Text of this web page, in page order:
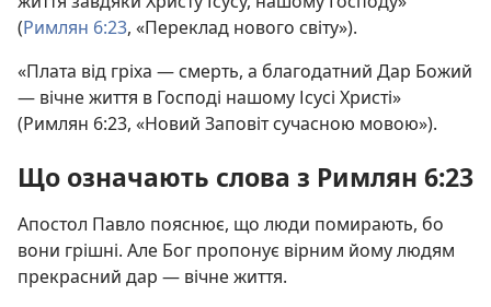
(Римлян 6:23, «Переклад нового світу»).
«Плата від гріха — смерть, а благодатний Дар Божий
— вічне життя в Господі нашому Ісусі Христі»
(Римлян 6:23, «Новий Заповіт сучасною мовою»).
Що означають слова з Римлян 6:23
Апостол Павло пояснює, що люди помирають, бо
вони грішні. Але Бог пропонує вірним йому людям
прекрасний дар — вічне життя.